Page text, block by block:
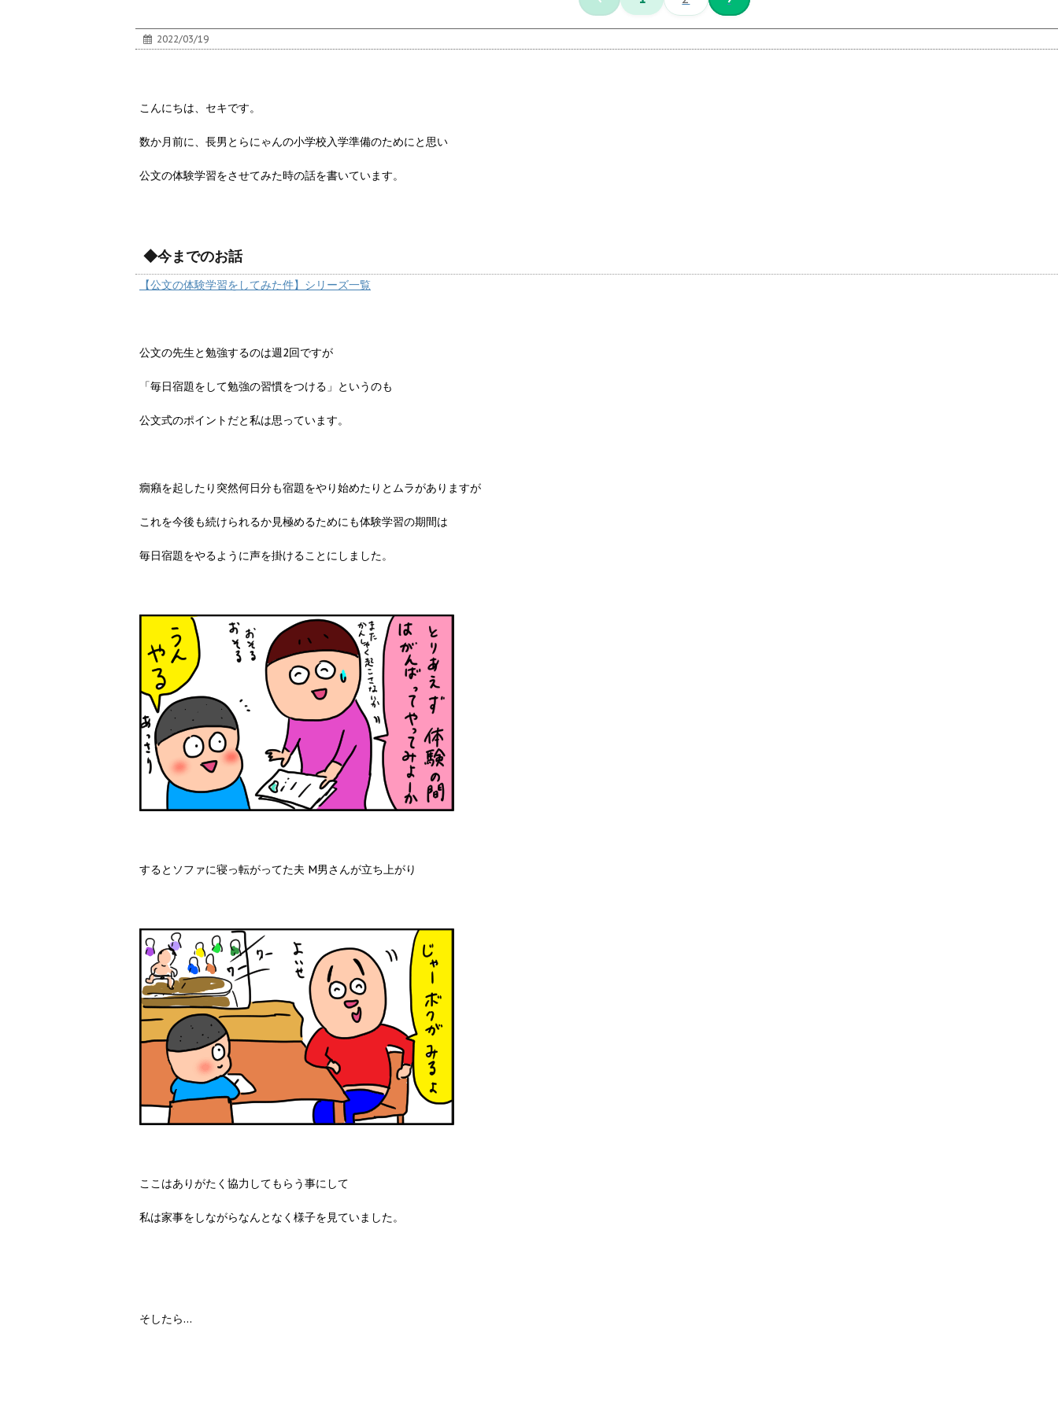
2022/03/19
こんにちは、セキです。
数か月前に、長男とらにゃんの小学校入学準備のためにと思い
公文の体験学習をさせてみた時の話を書いています。
◆今までのお話
【公文の体験学習をしてみた件】シリーズ一覧
公文の先生と勉強するのは週2回ですが
「毎日宿題をして勉強の習慣をつける」というのも
公文式のポイントだと私は思っています。
癇癪を起したり突然何日分も宿題をやり始めたりとムラがありますが
これを今後も続けられるか見極めるためにも体験学習の期間は
毎日宿題をやるように声を掛けることにしました。
するとソファに寝っ転がってた夫 М男さんが立ち上がり
ここはありがたく協力してもらう事にして
私は家事をしながらなんとなく様子を見ていました。
そしたら…